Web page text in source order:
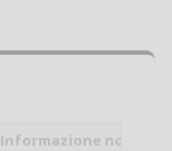
Informazione non